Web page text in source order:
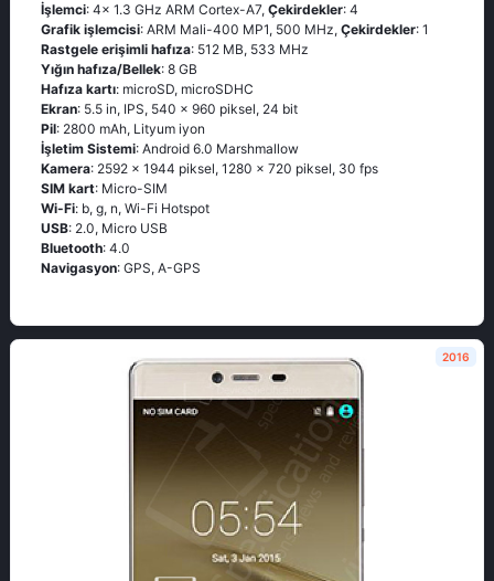
İşlemci: 4x 1.3 GHz ARM Cortex-A7, Çekirdekler: 4
Grafik işlemcisi: ARM Mali-400 MP1, 500 MHz, Çekirdekler: 1
Rastgele erişimli hafıza: 512 MB, 533 MHz
Yığın hafıza/Bellek: 8 GB
Hafıza kartı: microSD, microSDHC
Ekran: 5.5 in, IPS, 540 x 960 piksel, 24 bit
Pil: 2800 mAh, Lityum iyon
İşletim Sistemi: Android 6.0 Marshmallow
Kamera: 2592 x 1944 piksel, 1280 x 720 piksel, 30 fps
SIM kart: Micro-SIM
Wi-Fi: b, g, n, Wi-Fi Hotspot
USB: 2.0, Micro USB
Bluetooth: 4.0
Navigasyon: GPS, A-GPS
2016